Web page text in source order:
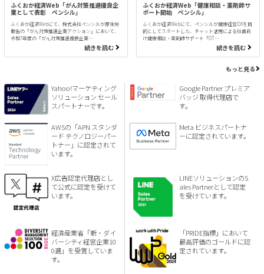
ふくおか経済Web「がん対策推進優良企
業として表彰 ペンシル」
ふくおか経済Webにて、株式会社ペンシルが厚生労
働省の「がん対策推進企業アクション」において、
令和7年度の「がん対策推進優良企業…
続きを読む
ふくおか経済Web「健康相談・薬剤師サ
ポート開始 ペンシル」
ふくおか経済Webにて、ペンシルが健康経営DXを目
的としてスタートした、チャット活用による社員向
け健康相談・薬剤師サポート「OT…
続きを読む
もっと見る
Yahoo!マーケティング
ソリューション セール
スパートナーです。
Google Partner プレミア
バッジ 取得代理店で
す。
AWSの「APN スタンダ
ード テクノロジーパー
トナー」に認定されて
います。
Meta ビジネスパートナ
ーに認定されています。
X広告認定代理店とし
て公式に認定を受けて
います。
LINEソリューションのS
ales Partnerとして認定
を受けています。
経済産業省「新・ダイ
バーシティ経営企業10
0選」を受賞していま
す。
「PRIDE指標」において
最高評価のゴールドに認
定されています。